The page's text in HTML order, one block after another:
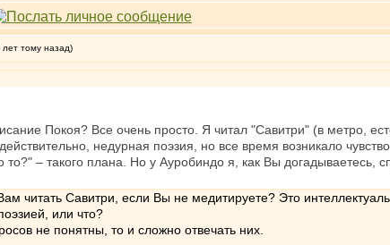
тому назад)
Покоя? Все очень просто. Я читал "Савитри" (в метро,
недурная поэзия, но все время возникало
то?" – такого плана. Но у Ауробиндо я, как Вы догадываетесь,
читать Савитри, если Вы не медитируете? Это
или что?
не понятны, то и сложно отвечать них.